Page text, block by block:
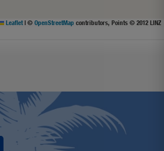
Leaflet | © OpenStreetMap contributors, Points © 2012 LINZ